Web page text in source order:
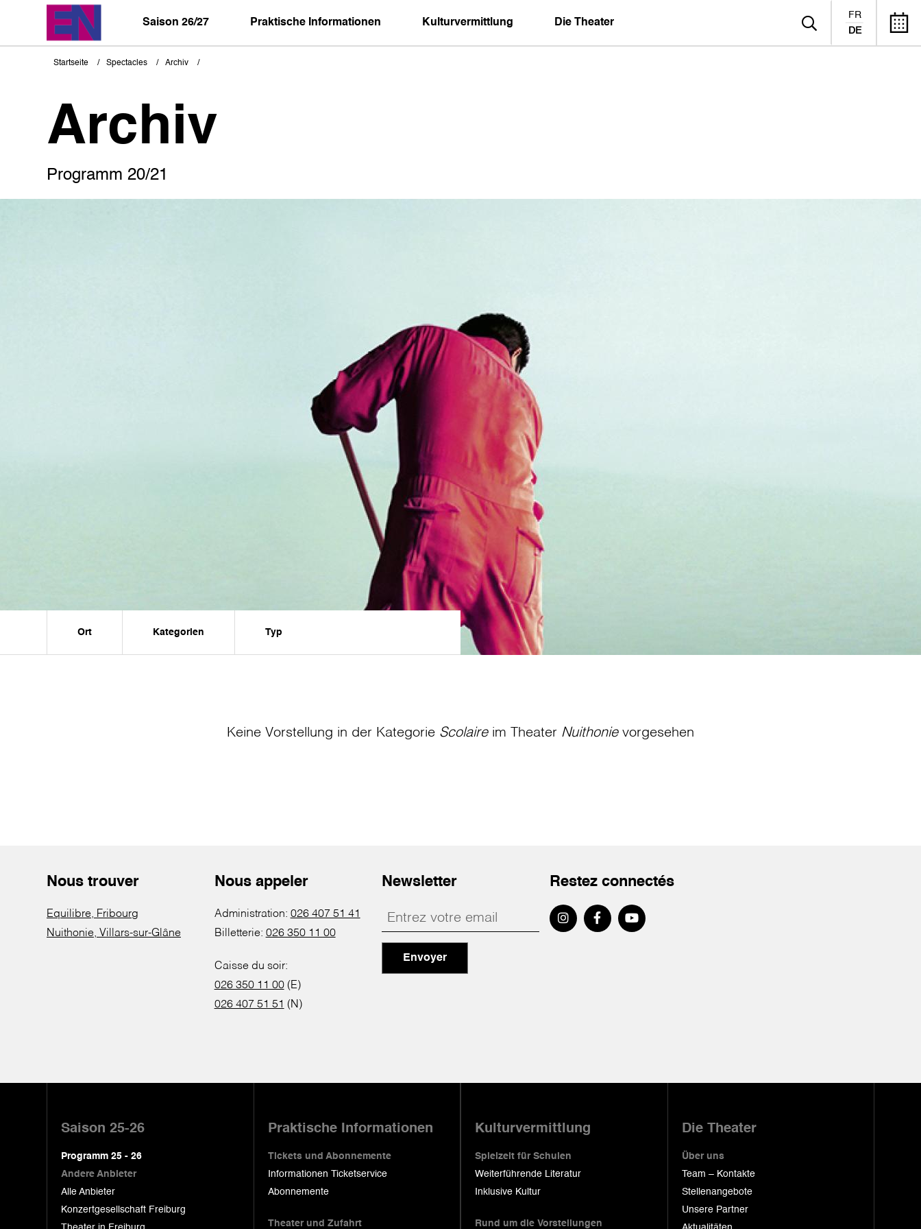
Saison 26/27 Praktische Informationen Kulturvermittlung Die Theater
FR
DE
Pfadnavigation
Startseite Spectacles Archiv
Archiv
Programm 20/21
Ort Kategorien Typ
Keine Vorstellung in der Kategorie Scolaireim Theater Nuithonievorgesehen
Nous trouver
Equilibre, Fribourg
Nuithonie, Villars-sur-Glâne
Nous appeler
Administration: 026 407 51 41
Billetterie: 026 350 11 00
Caisse du soir:
026 350 11 00(E)
026 407 51 51 (N)
Newsletter
Envoyer
Restez connectés
Saison 25-26
Programm 25 - 26
Andere Anbieter
Alle Anbieter
Konzertgesellschaft Freiburg
Praktische Informationen
Tickets und Abonnemente
Informationen Ticketservice
Abonnemente
Theater und Zufahrt
Kulturvermittlung
Spielzeit für Schulen
Weiterführende Literatur
Inklusive Kultur
Rund um die Vorstellungen
Die Theater
Über uns
Team – Kontakte
Stellenangebote
Unsere Partner